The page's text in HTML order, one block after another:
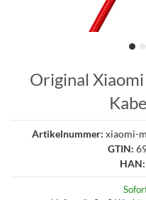
Original
Artikelnummer: xiaomi-
GTIN:
HAN: